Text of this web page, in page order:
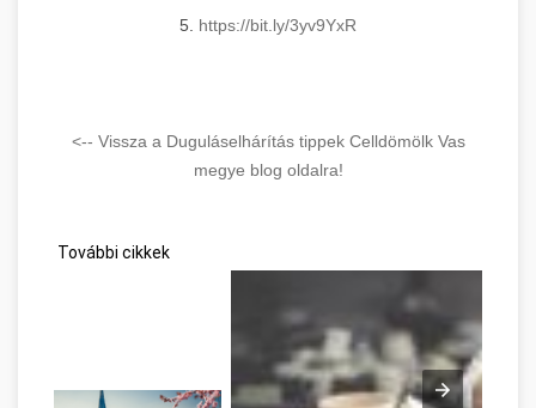
5. https://bit.ly/3yv9YxR
<-- Vissza a Duguláselhárítás tippek Celldömölk Vas
megye blog oldalra!
További cikkek